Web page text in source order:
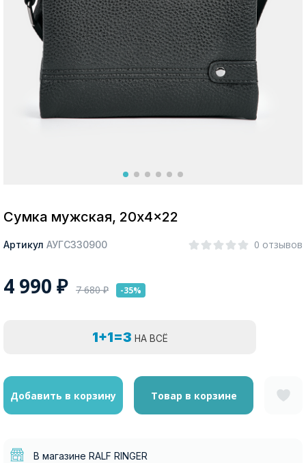
Москва
Сумка мужская, 20x4x22
Артикул АУГС330900 0 отзывов
4 990 ₽ 7 680₽ -35%
1+1=3 НА ВСЁ
Добавить в корзину Товар в корзине
В магазине RALF RINGER